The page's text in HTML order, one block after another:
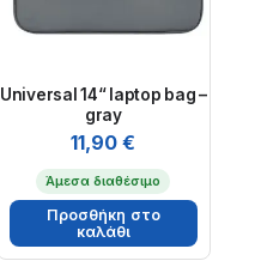
Universal 14“ laptop bag –
gray
11,90€
Άμεσα διαθέσιμο
Προσθήκη στο
καλάθι